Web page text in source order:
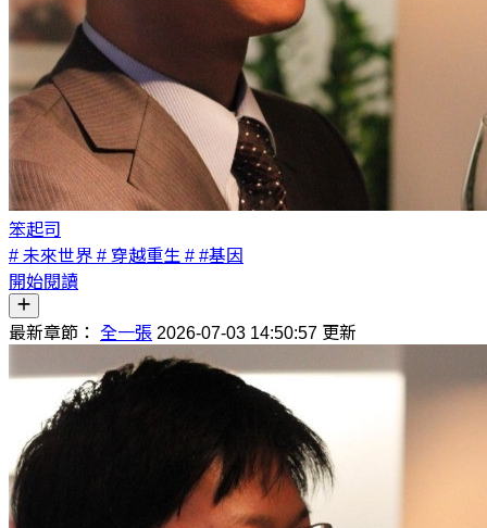
笨起司
# 未來世界 # 穿越重生 # #基因
開始閱讀
最新章節： 全一張 2026-07-03 14:50:57 更新